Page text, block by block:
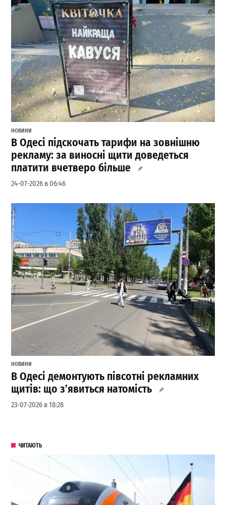
НОВИНИ
В Одесі підскочать тарифи на зовнішню
рекламу: за виносні щити доведеться
платити вчетверо більше
24-07-2026 в 06:46
НОВИНИ
В Одесі демонтують півсотні рекламних
щитів: що з’явиться натомість
23-07-2026 в 18:28
ЧИТАЮТЬ